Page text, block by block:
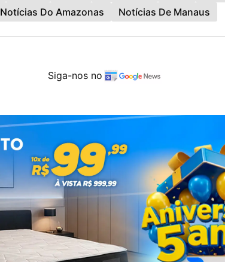
Notícias Do Amazonas Notícias De Manaus
Siga-nos no